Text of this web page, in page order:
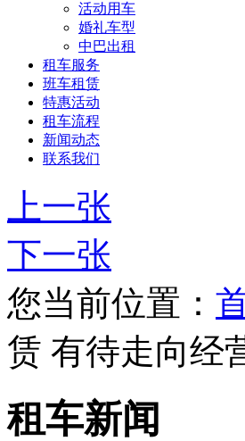
活动用车
婚礼车型
中巴出租
租车服务
班车租赁
特惠活动
租车流程
新闻动态
联系我们
上一张
下一张
您当前位置：
赁 有待走向经
租车新闻